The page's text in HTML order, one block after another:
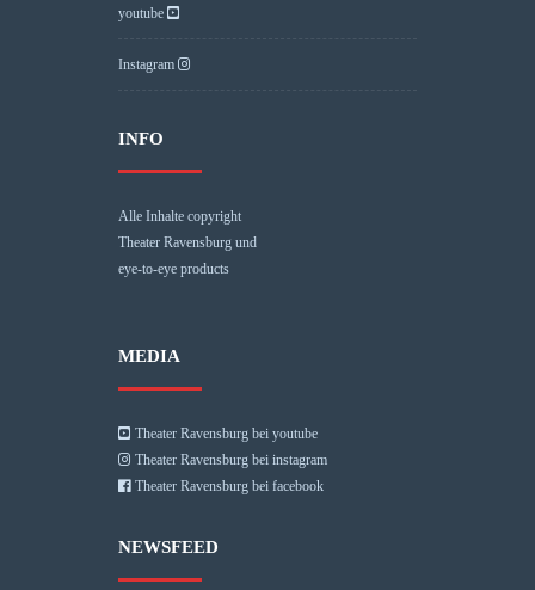
youtube
Instagram
INFO
Alle Inhalte copyright
Theater Ravensburg und
eye-to-eye products
MEDIA
Theater Ravensburg bei youtube
Theater Ravensburg bei instagram
Theater Ravensburg bei facebook
NEWSFEED